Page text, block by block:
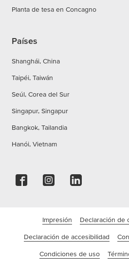
Planta de tesa en Concagno
Países
Shanghái, China
Taipéi, Taiwán
Seúl, Corea del Sur
Singapur, Singapur
Bangkok, Tailandia
Hanói, Vietnam
Impresión Declaración de
Declaración de accesibilidad
Condiciones de uso